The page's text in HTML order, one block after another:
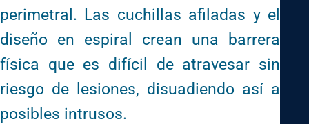
perimetral. Las cuchillas afiladas y el
diseño en espiral crean una barrera
física que es difícil de atravesar sin
riesgo de lesiones, disuadiendo así a
posibles intrusos.